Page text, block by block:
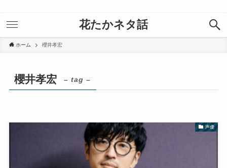
花たかネタ話
ホーム 櫻井孝宏
櫻井孝宏 – tag –
声優